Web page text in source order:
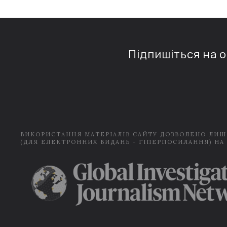
Підпишіться на
ВИКОРИСТАННЯ МАТЕРІАЛІВ САЙТУ ДОЗВОЛЕНО
(ДЛЯ ЕЛЕКТРОННИХ ВИДАНЬ - ГІПЕРПОСИЛАННЯ) НА